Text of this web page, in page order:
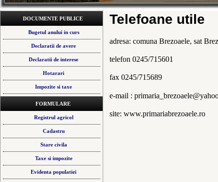
DOCUMENTE PUBLICE
Bugetul anului in curs
Declaratii de avere
Declaratii de interese
Hotarari
Impozite si taxe
FORMULARE
Registrul agricol
Cadastru
Stare civila
Taxe si impozite
Evidenta populatiei
Telefoane utile
adresa: comuna Brezoaele, sat
telefon 0245/715601
fax 0245/715689
e-mail :
site: www.primariabrezoaele.ro